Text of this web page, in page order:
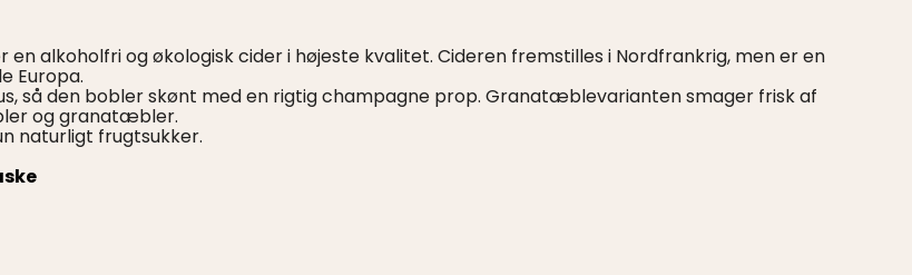
en alkoholfri og økologisk cider i højeste kvalitet. Cideren fremstilles i Nordfrankrig, men er en
Europa.
så den bobler skønt med en rigtig champagne prop. Granatæblevarianten smager frisk af
og granatæbler.
naturligt frugtsukker.